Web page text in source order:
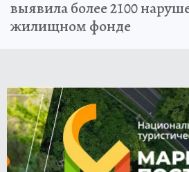
выявила более 2100
жилищном фонде